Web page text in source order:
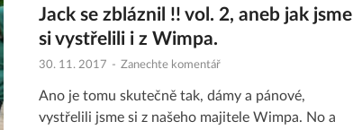
Jack se zbláznil !! vol. 2, aneb jak jsme
si vystřelili i z Wimpa.
30. 11. 2017 - Zanechte komentář
Ano je tomu skutečně tak, dámy a pánové,
vystřelili jsme si z našeho majitele Wimpa. No a